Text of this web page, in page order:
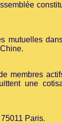
mutuelles
membres
une
Paris.